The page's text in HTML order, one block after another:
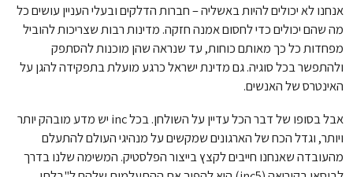
אנחנו לא יכולים להיות באשליה – חברות הדלקים ובעלי העניין עושים כל
מה שהם יכולים כדי לחסום אמנה חזקה. מדינות רבות שצריכות להוביל
מפחדות כל כך מאותם כוחות, עד שנראה שהן מוכנות להסתפק
ולהתפשר בכל סוגיה. גם מדינת ישראל כרגע מועלת בתפקידה להגן על
האינטרס של האנשים.
אבל בסופו של דבר הכל עדיין על השולחן. בכל inc יש מדע מובהק יותר
ויותר, וגדל הכח של הארגונים שמקשים על מנהיגי העולם להתעלם
מהעובדה שאנחנו חייבים לקצץ בייצור הפלסטיק. המשימה שלנו בדרך